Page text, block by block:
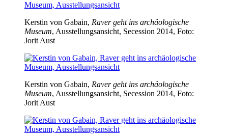
Kerstin von Gabain, Raver geht ins archäologische
Museum, Ausstellungsansicht, Secession 2014, Foto:
Jorit Aust
Kerstin von Gabain, Raver geht ins archäologische
Museum, Ausstellungsansicht, Secession 2014, Foto:
Jorit Aust